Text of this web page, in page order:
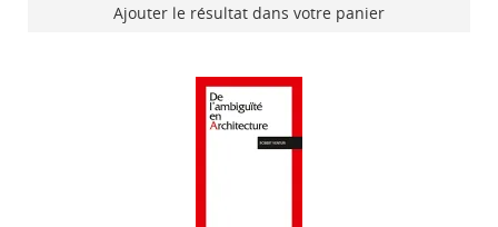
Ajouter le résultat dans votre panier